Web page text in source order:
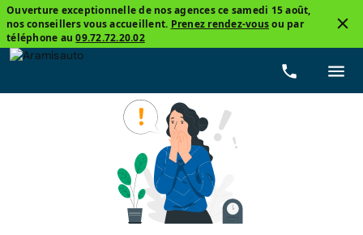
Ouverture exceptionnelle de nos agences ce samedi 15 août,
nos conseillers vous accueillent. Prenez rendez-vousou par
téléphone au09.72.72.20.02